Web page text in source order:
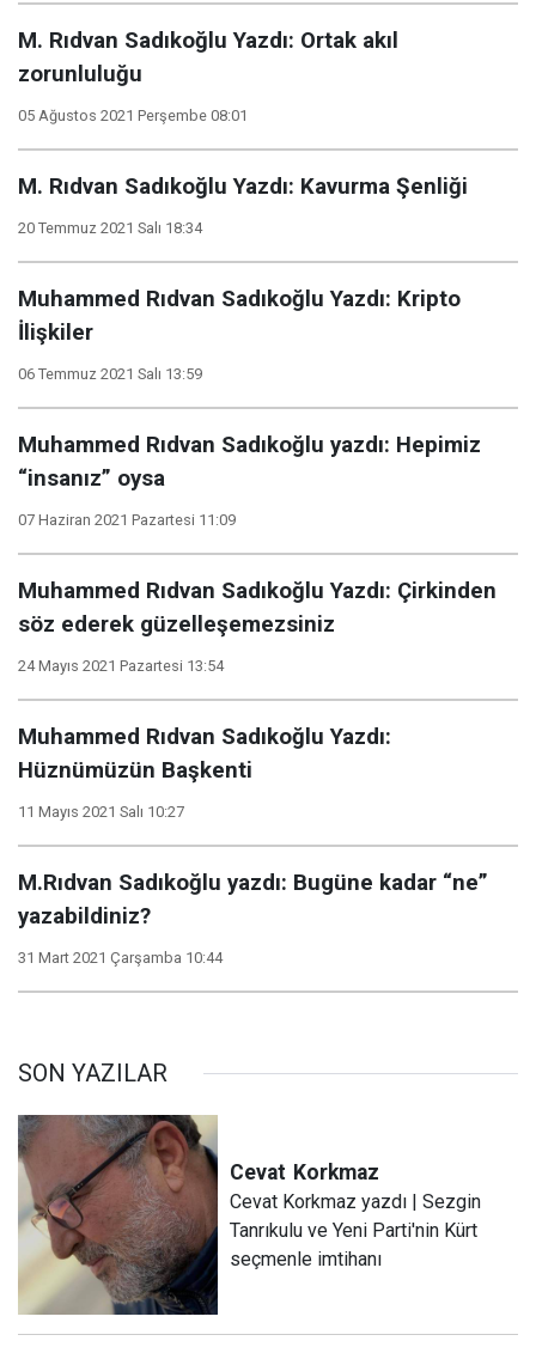
M. Rıdvan Sadıkoğlu Yazdı: Ortak akıl
zorunluluğu
05 Ağustos 2021 Perşembe 08:01
M. Rıdvan Sadıkoğlu Yazdı: Kavurma Şenliği
20 Temmuz 2021 Salı 18:34
Muhammed Rıdvan Sadıkoğlu Yazdı: Kripto
İlişkiler
06 Temmuz 2021 Salı 13:59
Muhammed Rıdvan Sadıkoğlu yazdı: Hepimiz
“insanız” oysa
07 Haziran 2021 Pazartesi 11:09
Muhammed Rıdvan Sadıkoğlu Yazdı: Çirkinden
söz ederek güzelleşemezsiniz
24 Mayıs 2021 Pazartesi 13:54
Muhammed Rıdvan Sadıkoğlu Yazdı:
Hüznümüzün Başkenti
11 Mayıs 2021 Salı 10:27
M.Rıdvan Sadıkoğlu yazdı: Bugüne kadar “ne”
yazabildiniz?
31 Mart 2021 Çarşamba 10:44
SON YAZILAR
Cevat Korkmaz
Cevat Korkmaz yazdı | Sezgin
Tanrıkulu ve Yeni Parti'nin Kürt
seçmenle imtihanı